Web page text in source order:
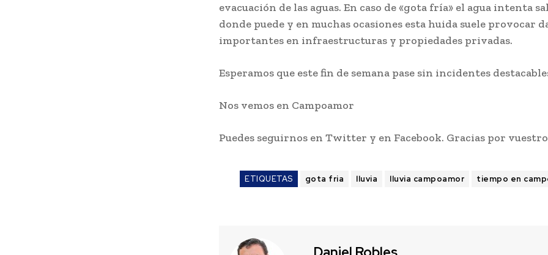
evacuación de las aguas. En caso de «gota fría» el agua intenta
donde puede y en muchas ocasiones esta huida suele provocar
importantes en infraestructuras y propiedades privadas.
Esperamos que este fin de semana pase sin incidentes
Nos vemos en Campoamor
Puedes seguirnos en Twitter y en Facebook. Gracias por
ETIQUETAS gota fria lluvia lluvia campoamor tiempo en